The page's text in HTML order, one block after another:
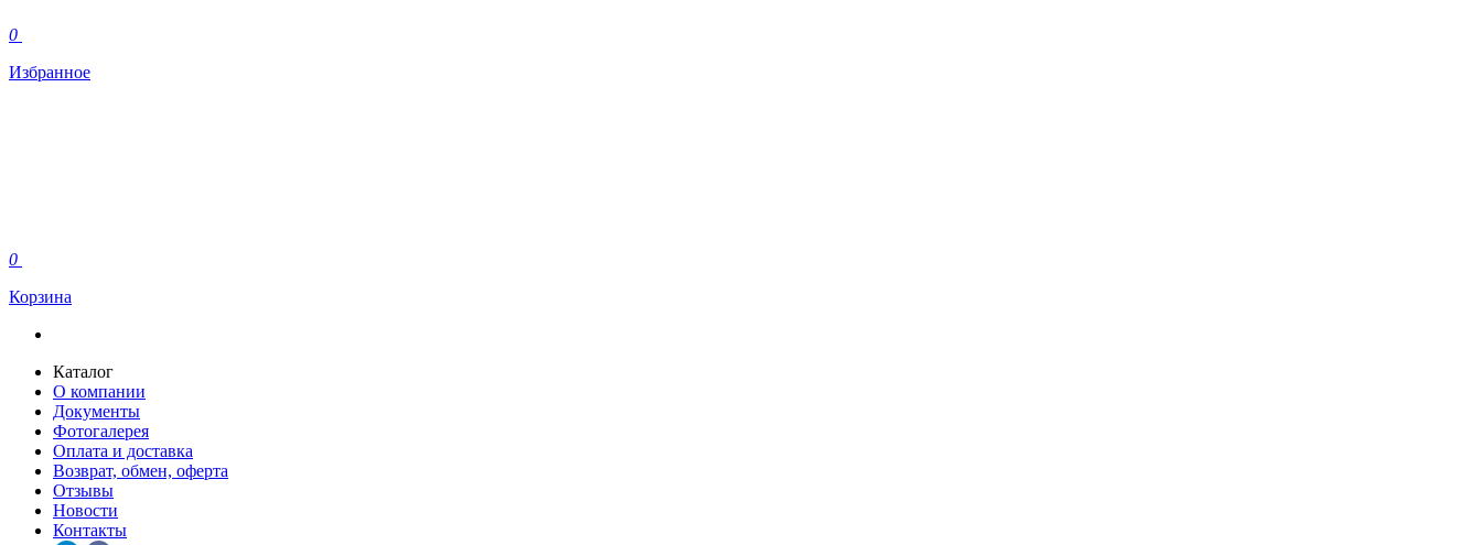
0
Избранное
0
Корзина
Каталог
О компании
Документы
Фотогалерея
Оплата и доставка
Возврат, обмен, оферта
Отзывы
Новости
Контакты